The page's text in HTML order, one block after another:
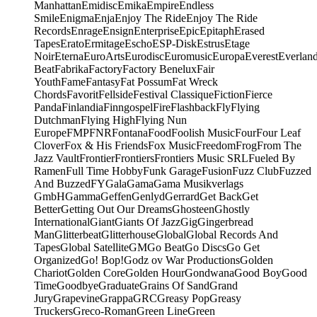
ManhattanEmidiscEmikaEmpireEndless
SmileEnigmaEnjaEnjoy The RideEnjoy The Ride
RecordsEnrageEnsignEnterpriseEpicEpitaphErased
TapesEratoErmitageEschoESP-DiskEstrusEtage
NoirEternaEuroArtsEurodiscEuromusicEuropaEverest
BeatFabrikaFactoryFactory BeneluxFair
YouthFameFantasyFat PossumFat Wreck
ChordsFavoritFellsideFestival ClassiqueFictionFierce
PandaFinlandiaFinngospelFireFlashbackFlyFlying
DutchmanFlying HighFlying Nun
EuropeFMPFNRFontanaFoodFoolish MusicFourFour Leaf
CloverFox & His FriendsFox MusicFreedomFrogFrom The
Jazz VaultFrontierFrontiersFrontiers Music SRLFueled By
RamenFull Time HobbyFunk GarageFusionFuzz ClubFuzzed
And BuzzedFYGalaGamaGama Musikverlags
GmbHGammaGeffenGenlydGerrardGet BackGet
BetterGetting Out Our DreamsGhosteenGhostly
InternationalGiantGiants Of JazzGigGingerbread
ManGlitterbeatGlitterhouseGlobalGlobal Records And
TapesGlobal SatelliteGMGo BeatGo DiscsGo Get
OrganizedGo! Bop!Godz ov War ProductionsGolden
ChariotGolden CoreGolden HourGondwanaGood BoyGood
TimeGoodbyeGraduateGrains Of SandGrand
JuryGrapevineGrappaGRCGreasy PopGreasy
TruckersGreco-RomanGreen LineGreen